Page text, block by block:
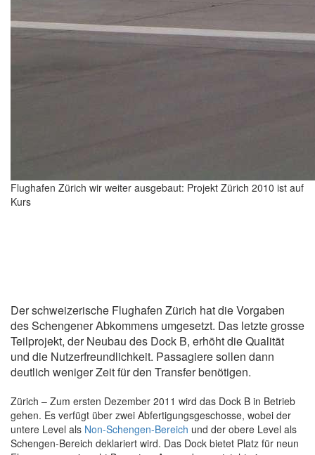
Flughafen Zürich wir weiter ausgebaut: Projekt Zürich 2010 ist auf
Kurs
Der schweizerische Flughafen Zürich hat die Vorgaben
des Schengener Abkommens umgesetzt. Das letzte grosse
Teilprojekt, der Neubau des Dock B, erhöht die Qualität
und die Nutzerfreundlichkeit. Passagiere sollen dann
deutlich weniger Zeit für den Transfer benötigen.
Zürich – Zum ersten Dezember 2011 wird das Dock B in Betrieb
gehen. Es verfügt über zwei Abfertigungsgeschosse, wobei der
untere Level als Non-Schengen-Bereich und der obere Level als
Schengen-Bereich deklariert wird. Das Dock bietet Platz für neun